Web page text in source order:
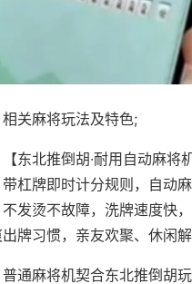
相关麻将玩法及特色;
【东北推倒胡·耐用自动麻
带杠牌即时计分规则，自动
发烫不故障，洗牌速度快
牌习惯，亲友欢聚、休闲
普通麻将机契合东北推倒胡